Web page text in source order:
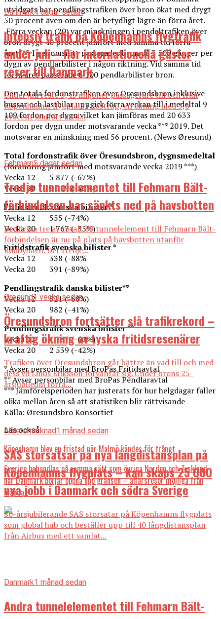
utvidgats har pendlingstrafiken över bron ökat med drygt
50 procent även om den är betydligt lägre än förra året.
Förra veckan (20) var minskningen i pendeltrafiken över
bron drygt 40 procent jämfört med samma tid förra
året***. I genomsnitt passerades bron då 3 500 gånger per
dygn av pendlarbilister i någon riktning. Vid samma tid
förra året passerade 6 100 pendlarbilister bron.
Den totala fordonstrafiken över Öresundsbron inklusive
bussar och lastbilar uppgick förra veckan till i medeltal 9
109 fordon per dygn vilket kan jämföras med 20 633
fordon per dygn under motsvarande vecka *** 2019. Det
motsvarar en minskning med 56 procent. (News Øresund)
Total fordonstrafik över Öresundsbron, dygnsmedeltal
(förändring jämfört med motsvarande vecka 2019 ***)
Vecka 12 5 877 (-67%)
Vecka 20 9 109 (-56%)
Fritidstrafik danska bilister *
Vecka 12 555 (-74%)
Vecka 20 1 767 (-35%)
Fritidstrafik svenska bilister *
Vecka 12 338 (-88%
Vecka 20 391 (-89%)
Pendlingstrafik danska bilister**
Vecka 12 521 (-68%)
Vecka 20 982 (-41%)
Pendlingstrafik svenska bilister **
Vecka 12 1 737 (-60%)
Vecka 20 2 539 (-42%)
* Avser personbilar med BroPas Fritidsavtal
** Avser personbilar med BroPas Pendlaravtal
*** Jämförelsperioden har justerats för hur helgdagar faller
olika mellan åren så att statistiken blir rättvisande
Källa: Øresundsbro Konsortiet
Läs också:
Köpenhamn blev en fristad när Malmö kändes för trångt
Sverige behandlas på samma sätt som övriga Norden och Tyskland
när Danmark börjar öppna upp gränsen – affärsresor möjliga från
måndag
Danmark4 dagar sedan
Intensiv trafik på Köpenhamns flygtrafik
under juli – fler internationella gäster
reser till Danmark
Under juli reste 3,45 miljoner passagerare till och från
Köpenhamns flygplats i Kastrup, en ökning med 3,6
procent jämfört med...
Fehmarn5 dagar sedan
Tredje tunnelelementet till Fehmarn Bält-
förbindelsen har sänkts ned på havsbotten
De första tre av totalt 89 tunnelelement till Fehmarn Bält-
förbindelsen är nu på plats på havsbotten utanför
Rødbyhavn. Det tredje...
Øresund1 vecka sedan
Öresundsbron fortsätter slå trafikrekord –
kraftig ökning av tyska fritidsresenärer
Trafiken över Öresundsbron går bättre än vad till och med
dess vd Linus Eriksson förväntat sig. Under brons 25-
årsjubileum förra...
Arbetsmarknad1 månad sedan
SAS storsatsar på nya långdistansplan på
Köpenhamns flygplats – kan skaps 25 000
nya jobb i Danmark och södra Sverige
80-årsjubilerande SAS storsatar på Köpenhamns flygplats
som global hub och beställer upp till 40 långdistansplan
från Airbus med ett samlat...
Danmark1 månad sedan
Andra tunnelelementet till Fehmarn Bält-